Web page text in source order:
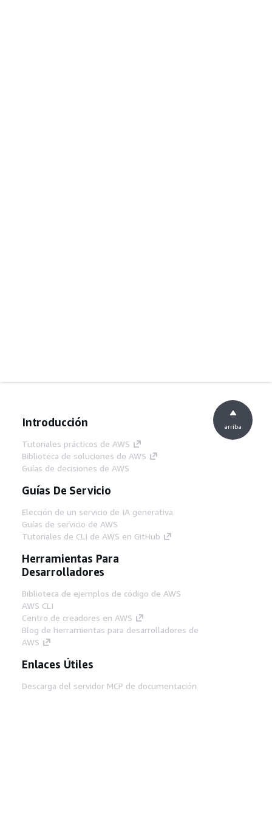
Introducción
Tutoriales prácticos de AWS
Biblioteca de soluciones de AWS
Guías de decisiones de AWS
Guías De Servicio
Elección de un servicio de IA generativa
Guías de servicio de AWS
Tutoriales de CLI de AWS en GitHub
Herramientas Para
Desarrolladores
Biblioteca de ejemplos de código de AWS
AWS CLI
Centro de creadores en AWS
Blog de herramientas para desarrolladores de
AWS
Enlaces Útiles
Descarga del servidor MCP de documentación
arriba